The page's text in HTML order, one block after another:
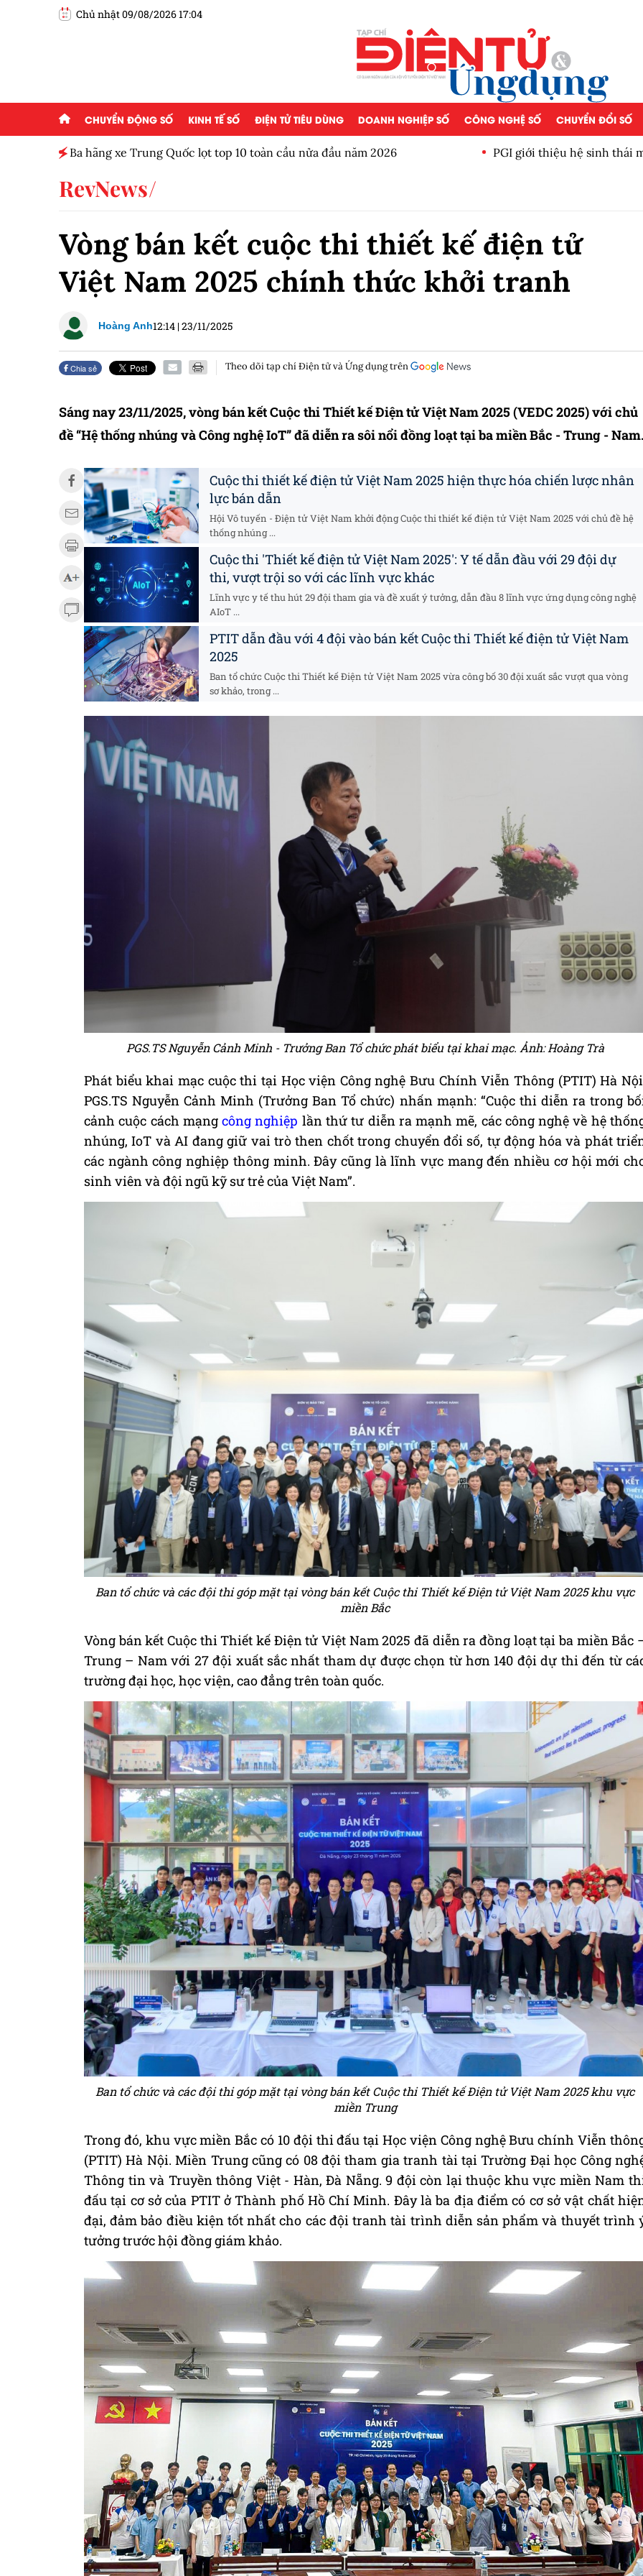
Chủ nhật 09/08/2026 17:04
CHUYỂN ĐỘNG SỐ KINH TẾ SỐ ĐIỆN TỬ TIÊU DÙNG DOANH NGHIỆP SỐ CÔNG NGHỆ SỐ CHUYỂN ĐỔI SỐ
Ba hãng xe Trung Quốc lọt top 10 toàn cầu nửa đầu năm 2026 PGI giới thiệu hệ sinh thái
RevNews
Vòng bán kết cuộc thi thiết kế điện tử
Việt Nam 2025 chính thức khởi tranh
Hoàng Anh12:14 |23/11/2025
Chia sẻ Theo dõi tạp chí Điện tử và Ứng dụng trên
Sáng nay 23/11/2025, vòng bán kết Cuộc thi Thiết kế Điện tử Việt Nam 2025 (VEDC 2025) với chủ
đề “Hệ thống nhúng và Công nghệ IoT” đã diễn ra sôi nổi đồng loạt tại ba miền Bắc - Trung - Nam.
Cuộc thi thiết kế điện tử Việt Nam 2025 hiện thực hóa chiến lược nhân
lực bán dẫn
Hội Vô tuyến - Điện tử Việt Nam khởi động Cuộc thi thiết kế điện tử Việt Nam 2025 với chủ đề hệ
thống nhúng ...
Cuộc thi 'Thiết kế điện tử Việt Nam 2025': Y tế dẫn đầu với 29 đội dự
thi, vượt trội so với các lĩnh vực khác
Lĩnh vực y tế thu hút 29 đội tham gia và đề xuất ý tưởng, dẫn đầu 8 lĩnh vực ứng dụng công nghệ
AIoT ...
PTIT dẫn đầu với 4 đội vào bán kết Cuộc thi Thiết kế điện tử Việt Nam
2025
Ban tổ chức Cuộc thi Thiết kế Điện tử Việt Nam 2025 vừa công bố 30 đội xuất sắc vượt qua vòng
sơ khảo, trong ...
PGS.TS Nguyễn Cảnh Minh - Trưởng Ban Tổ chức phát biểu tại khai mạc. Ảnh: Hoàng Trà
Phát biểu khai mạc cuộc thi tại Học viện Công nghệ Bưu Chính Viễn Thông (PTIT) Hà
PGS.TS Nguyễn Cảnh Minh (Trưởng Ban Tổ chức) nhấn mạnh: “Cuộc thi diễn ra trong
cảnh cuộc cách mạngcông nghiệp lần thứ tư diễn ra mạnh mẽ, các công nghệ về hệ
nhúng, IoT và AI đang giữ vai trò then chốt trong chuyển đổi số, tự động hóa và phát
các ngành công nghiệp thông minh. Đây cũng là lĩnh vực mang đến nhiều cơ hội mới
sinh viên và đội ngũ kỹ sư trẻ của Việt Nam”.
Ban tổ chức và các đội thi góp mặt tại vòng bán kết Cuộc thi Thiết kế Điện tử Việt Nam 2025 khu vực
miền Bắc
Vòng bán kết Cuộc thi Thiết kế Điện tử Việt Nam 2025 đã diễn ra đồng loạt tại ba miền Bắc
Trung – Nam với 27 đội xuất sắc nhất tham dự được chọn từ hơn 140 đội dự thi đến từ
trường đại học, học viện, cao đẳng trên toàn quốc.
Ban tổ chức và các đội thi góp mặt tại vòng bán kết Cuộc thi Thiết kế Điện tử Việt Nam 2025 khu vực
miền Trung
Trong đó, khu vực miền Bắc có 10 đội thi đấu tại Học viện Công nghệ Bưu chính Viễn
(PTIT) Hà Nội. Miền Trung cũng có 08 đội tham gia tranh tài tại Trường Đại học Công
Thông tin và Truyền thông Việt - Hàn, Đà Nẵng. 9 đội còn lại thuộc khu vực miền Nam
đấu tại cơ sở của PTIT ở Thành phố Hồ Chí Minh. Đây là ba địa điểm có cơ sở vật chất
đại, đảm bảo điều kiện tốt nhất cho các đội tranh tài trình diễn sản phẩm và thuyết trình
tưởng trước hội đồng giám khảo.